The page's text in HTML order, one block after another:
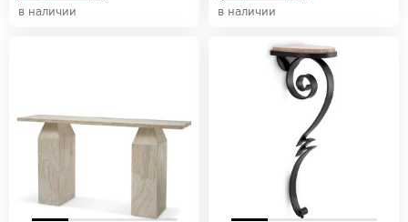
в наличии в наличии